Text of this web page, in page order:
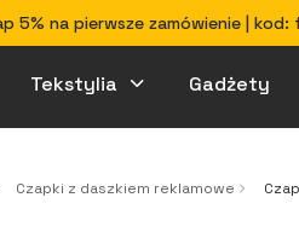
5% na pierwsze zamówienie |
Tekstylia Gadżety
Czapki z daszkiem reklamowe